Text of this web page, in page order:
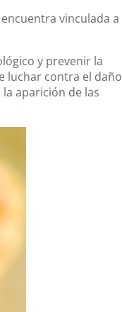
vinculada a
y prevenir la
luchar contra el daño
aparición de las